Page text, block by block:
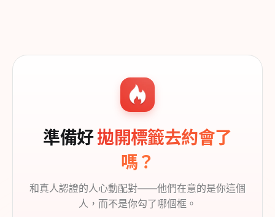
準備好拋開標籤去約會了
嗎？
和真人認證的人心動配對——他們在意的是你這個
人，而不是你勾了哪個框。